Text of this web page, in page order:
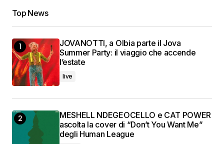
Top News
JOVANOTTI, a Olbia parte il Jova
Summer Party: il viaggio che accende
l’estate
live
MESHELL NDEGEOCELLO e CAT POWER
ascolta la cover di “Don’t You Want Me”
degli Human League